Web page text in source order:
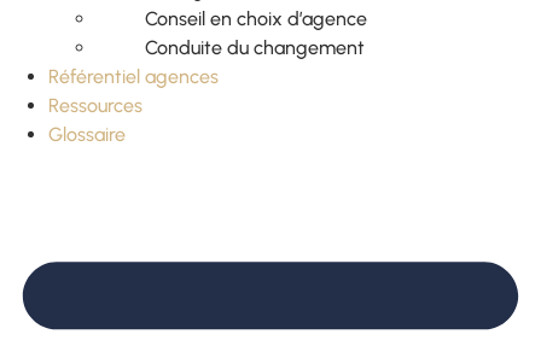
Conseil en choix d’agence
Conduite du changement
Référentiel agences
Ressources
Glossaire